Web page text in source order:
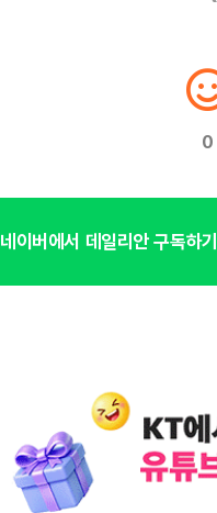
0
네이버에서 데일리안 구독하기